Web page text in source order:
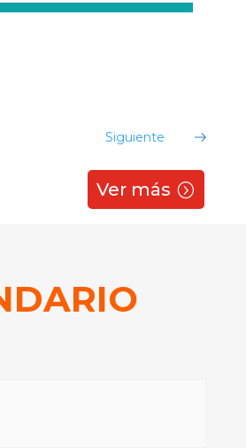
Siguiente
Ver más